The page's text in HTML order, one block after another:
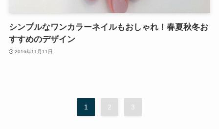
シンプルなワンカラーネイルもおしゃれ！春夏秋冬お
すすめのデザイン
2016年11月11日
1 2 3